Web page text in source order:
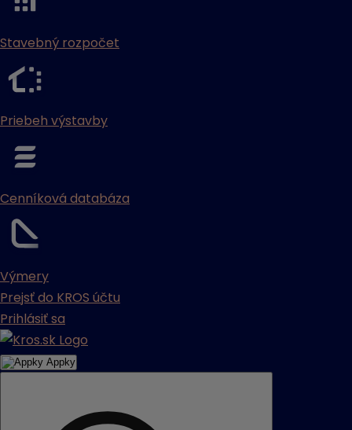
Stavebný rozpočet
Priebeh výstavby
Cenníková databáza
Výmery
Prejsť do KROS účtu
Prihlásiť sa
Appky